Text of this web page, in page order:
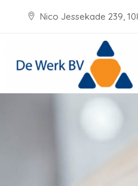
Nico Jessekade 239,